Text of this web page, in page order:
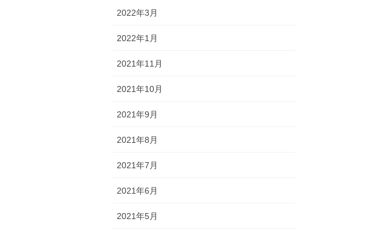
2022年3月
2022年1月
2021年11月
2021年10月
2021年9月
2021年8月
2021年7月
2021年6月
2021年5月